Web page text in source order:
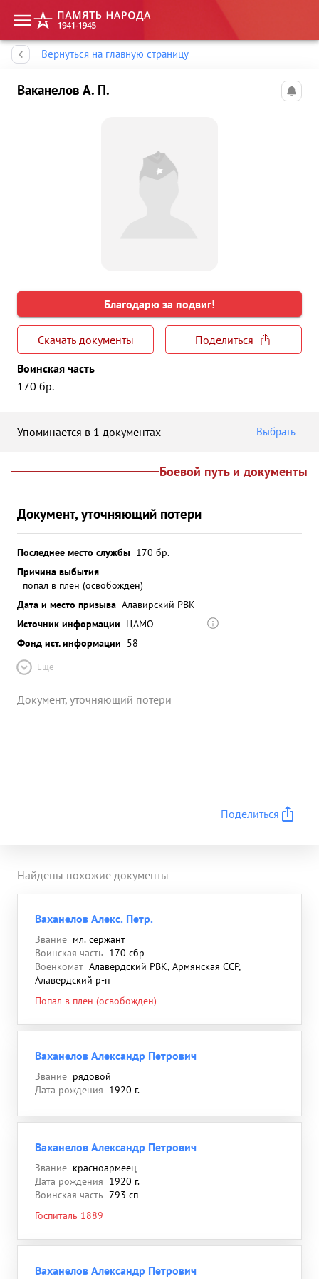
Вернуться на главную страницу
Ваканелов А. П.
Благодарю за подвиг!
Скачать документы
Поделиться
Воинская часть
170 бр.
Упоминается в 1 документах Выбрать
Боевой путь и документы
Документ, уточняющий потери
Последнее место службы 170 бр.
Причина выбытия
попал в плен (освобожден)
Дата и место призыва Алавирский РВК
Источник информации ЦАМО
Фонд ист. информации 58
Ещё
Документ, уточняющий потери
Поделиться
Найдены похожие документы
Ваханелов Алекс. Петр.
Звание мл. сержант
Воинская часть 170 сбр
Военкомат Алавердский РВК, Армянская ССР,
Алавердский р-н
Попал в плен (освобожден)
Ваханелов Александр Петрович
Звание рядовой
Дата рождения 1920 г.
Ваханелов Александр Петрович
Звание красноармеец
Дата рождения 1920 г.
Воинская часть 793 сп
Госпиталь 1889
Ваханелов Александр Петрович
Память народа